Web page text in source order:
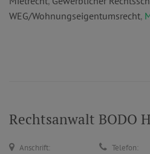
WEG/Wohnungseigentumsrecht,
Rechtsanwalt BODO
Anschrift: Telefon: